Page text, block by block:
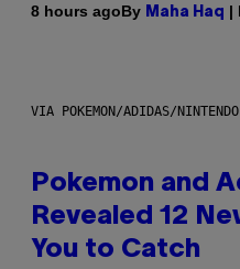
8 hours agoBy Maha Haq |
VIA POKEMON/ADIDAS/NINTENDO
Pokemon and
Revealed 12
You to Catch